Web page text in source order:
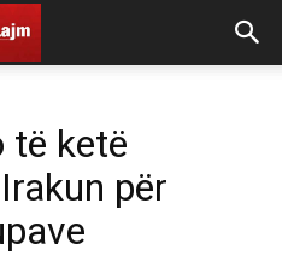
të ketë
për